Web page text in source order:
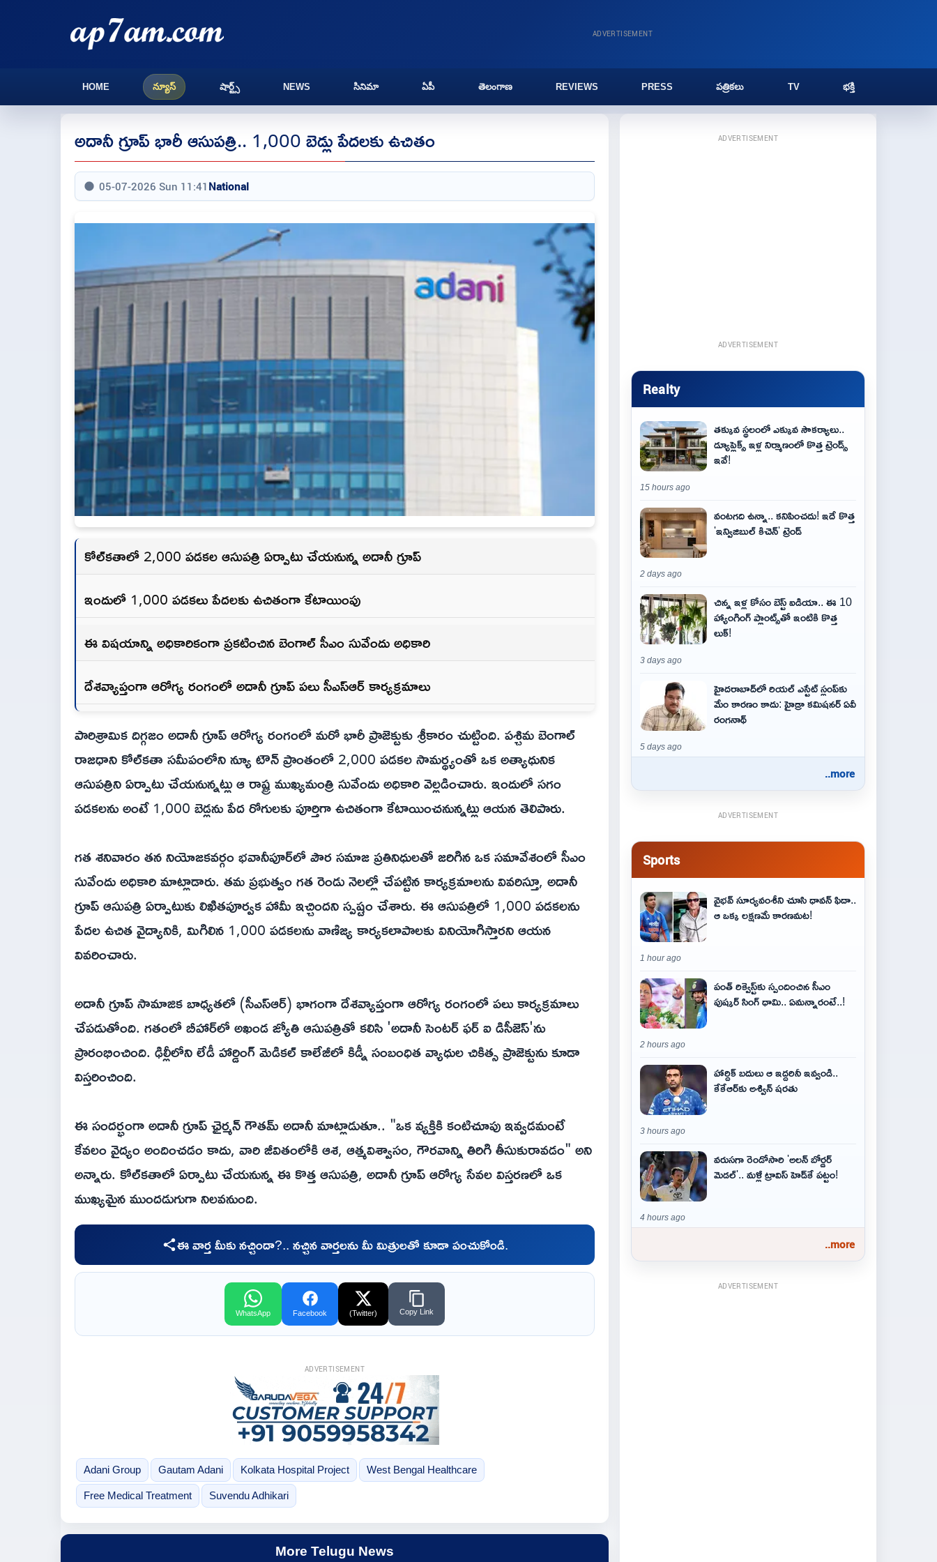
ADVERTISEMENT
HOME న్యూస్ షార్ట్స్ NEWS సినిమా ఏపీ తెలంగాణ REVIEWS PRESS పత్రికలు TV భక్తి
అదానీ గ్రూప్ భారీ ఆసుపత్రి.. 1,000 బెడ్లు పేదలకు ఉచితం
05-07-2026 Sun 11:41 National
కోల్‌కతాలో 2,000 పడకల ఆసుపత్రి ఏర్పాటు చేయనున్న అదానీ గ్రూప్
ఇందులో 1,000 పడకలు పేదలకు ఉచితంగా కేటాయింపు
ఈ విషయాన్ని అధికారికంగా ప్రకటించిన బెంగాల్ సీఎం సువేందు అధికారి
దేశవ్యాప్తంగా ఆరోగ్య రంగంలో అదానీ గ్రూప్ పలు సీఎస్ఆర్ కార్యక్రమాలు
పారిశ్రామిక దిగ్గజం అదానీ గ్రూప్ ఆరోగ్య రంగంలో మరో భారీ ప్రాజెక్టుకు శ్రీకారం చుట్టింది. పశ్చిమ బెంగాల్
రాజధాని కోల్‌కతా సమీపంలోని న్యూ టౌన్ ప్రాంతంలో 2,000 పడకల సామర్థ్యంతో ఒక అత్యాధునిక
ఆసుపత్రిని ఏర్పాటు చేయనున్నట్లు ఆ రాష్ట్ర ముఖ్యమంత్రి సువేందు అధికారి వెల్లడించారు. ఇందులో సగం
పడకలను అంటే 1,000 బెడ్లను పేద రోగులకు పూర్తిగా ఉచితంగా కేటాయించనున్నట్లు ఆయన తెలిపారు.
గత శనివారం తన నియోజకవర్గం భవానీపూర్‌లో పౌర సమాజ ప్రతినిధులతో జరిగిన ఒక సమావేశంలో సీఎం
సువేందు అధికారి మాట్లాడారు. తమ ప్రభుత్వం గత రెండు నెలల్లో చేపట్టిన కార్యక్రమాలను వివరిస్తూ, అదానీ
గ్రూప్ ఆసుపత్రి ఏర్పాటుకు లిఖితపూర్వక హామీ ఇచ్చిందని స్పష్టం చేశారు. ఈ ఆసుపత్రిలో 1,000 పడకలను
పేదల ఉచిత వైద్యానికి, మిగిలిన 1,000 పడకలను వాణిజ్య కార్యకలాపాలకు వినియోగిస్తారని ఆయన
వివరించారు.
అదానీ గ్రూప్ సామాజిక బాధ్యతలో (సీఎస్ఆర్‌) భాగంగా దేశవ్యాప్తంగా ఆరోగ్య రంగంలో పలు కార్యక్రమాలు
చేపడుతోంది. గతంలో బీహార్‌లో అఖండ జ్యోతి ఆసుపత్రితో కలిసి 'అదానీ సెంటర్ ఫర్ ఐ డిసీజెస్'ను
ప్రారంభించింది. ఢిల్లీలోని లేడీ హార్డింగ్ మెడికల్ కాలేజీలో కిడ్నీ సంబంధిత వ్యాధుల చికిత్స ప్రాజెక్టును కూడా
విస్తరించింది.
ఈ సందర్భంగా అదానీ గ్రూప్ ఛైర్మన్ గౌతమ్ అదానీ మాట్లాడుతూ.. "ఒక వ్యక్తికి కంటిచూపు ఇవ్వడమంటే
కేవలం వైద్యం అందించడం కాదు, వారి జీవితంలోకి ఆశ, ఆత్మవిశ్వాసం, గౌరవాన్ని తిరిగి తీసుకురావడం" అని
అన్నారు. కోల్‌కతాలో ఏర్పాటు చేయనున్న ఈ కొత్త ఆసుపత్రి, అదానీ గ్రూప్ ఆరోగ్య సేవల విస్తరణలో ఒక
ముఖ్యమైన ముందడుగుగా నిలవనుంది.
ఈ వార్త మీకు నచ్చిందా?.. నచ్చిన వార్తలను మీ మిత్రులతో కూడా పంచుకోండి.
WhatsApp Facebook (Twitter) Copy Link
ADVERTISEMENT
Adani Group Gautam Adani Kolkata Hospital Project West Bengal Healthcare
Free Medical Treatment Suvendu Adhikari
More Telugu News
ADVERTISEMENT
ADVERTISEMENT
Realty
తక్కువ స్థలంలో ఎక్కువ సౌకర్యాలు..
డ్యూప్లెక్స్ ఇళ్ల నిర్మాణంలో కొత్త ట్రెండ్స్
ఇవే!
15 hours ago
వంటగది ఉన్నా.. కనిపించదు! ఇదే కొత్త
'ఇన్విజిబుల్ కిచెన్' ట్రెండ్
2 days ago
చిన్న ఇళ్ల కోసం బెస్ట్ ఐడియా.. ఈ 10
హ్యాంగింగ్ ప్లాంట్స్‌తో ఇంటికి కొత్త
లుక్!
3 days ago
హైదరాబాద్‌లో రియల్ ఎస్టేట్ స్లంప్‌కు
మేం కారణం కాదు: హైడ్రా కమిషనర్ ఏవీ
రంగనాథ్
5 days ago
..more
ADVERTISEMENT
Sports
వైభవ్‌ సూర్యవంశీని చూసి ధావన్‌ ఫిదా..
ఆ ఒక్క లక్షణమే కారణమట!
1 hour ago
పంత్ రిక్వెస్ట్‌కు స్పందించిన సీఎం
పుష్కర్ సింగ్ ధామి.. ఏమ‌న్నారంటే..!
2 hours ago
హార్దిక్ బదులు ఆ ఇద్దరినీ ఇవ్వండి..
కేకేఆర్‌కు అశ్విన్ షరతు
3 hours ago
వరుసగా రెండోసారి 'అలన్ బోర్డర్
మెడల్'.. మళ్లీ ట్రావిస్ హెడ్‌కే పట్టం!
4 hours ago
..more
ADVERTISEMENT